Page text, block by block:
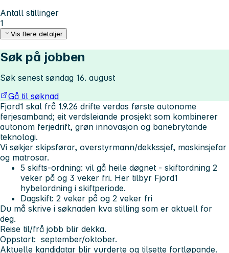
Antall stillinger
1
Vis flere detaljer
Søk på jobben
Søk senest søndag 16. august
Gå til søknad
Fjord1 skal frå 1.9.26 drifte verdas første autonome
ferjesamband; eit verdsleiande prosjekt som kombinerer
autonom ferjedrift, grøn innovasjon og banebrytande
teknologi.
Vi søkjer skipsførar, overstyrmann/dekkssjef, maskinsjefar
og matrosar.
5 skifts-ordning: vil gå heile døgnet - skiftordning 2
veker på og 3 veker fri. Her tilbyr Fjord1
hybelordning i skiftperiode.
Dagskift: 2 veker på og 2 veker fri
Du må skrive i søknaden kva stilling som er aktuell for
deg.
Reise til/frå jobb blir dekka.
Oppstart: september/oktober.
Aktuelle kandidatar blir vurderte og tilsette fortløpande.